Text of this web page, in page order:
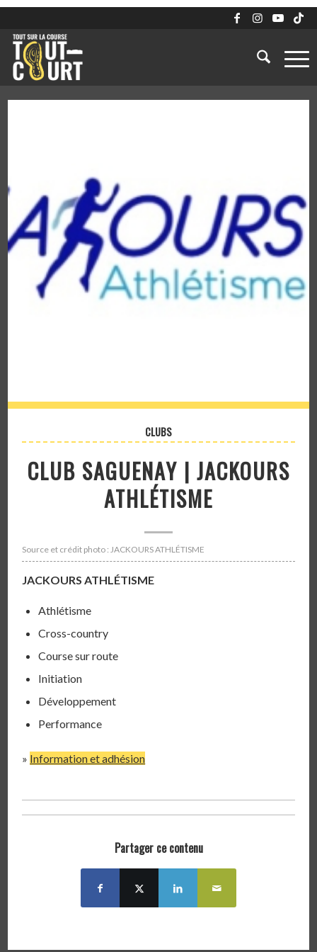
CLUBS
CLUB SAGUENAY | JACKOURS
ATHLÉTISME
Source et crédit photo : JACKOURS ATHLÉTISME
JACKOURS ATHLÉTISME
Athlétisme
Cross-country
Course sur route
Initiation
Développement
Performance
» Information et adhésion
Partager ce contenu